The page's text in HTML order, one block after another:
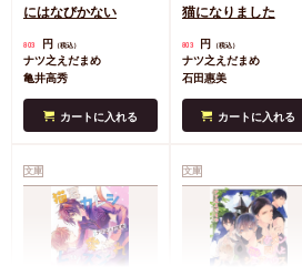
にはなびかない
803 円 （税込）
ナツ之えだまめ
亀井高秀
カートに入れる
猫になりました
803 円 （税込）
ナツ之えだまめ
石田惠美
カートに入れる
文庫 文庫